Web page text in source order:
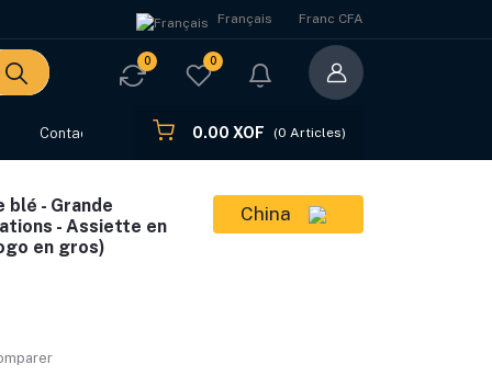
Français Franc CFA
0 0
Contact 0.00 XOF (0 Articles)
- Grande
- Assiette en
en gros)
China